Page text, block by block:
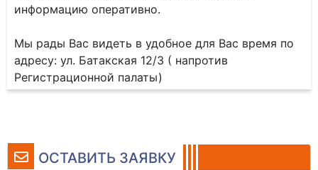
ОСТАВИТЬ ЗАЯВКУ
информацию оперативно.
Мы рады Вас видеть в удобное для Вас время по
адресу: ул. Батакская 12/3 ( напротив
Регистрационной палаты)